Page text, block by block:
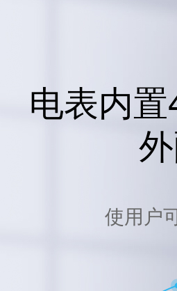
电表内
使用户